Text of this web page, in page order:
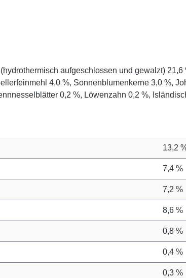
aufgeschlossen und gewalzt)
4,0 %, Sonnenblumenkerne 3,0 %,
0,2 %, Löwenzahn 0,2 %,
13,2
7,4 %
7,2 %
8,6 %
0,8 %
0,4 %
0,3 %